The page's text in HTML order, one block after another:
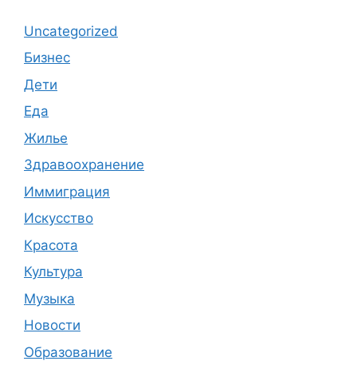
Uncategorized
Бизнес
Дети
Еда
Жилье
Здравоохранение
Иммиграция
Искусство
Красота
Культура
Музыка
Новости
Образование